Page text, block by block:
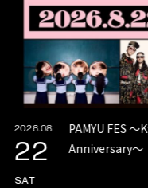
2026.08
22
SAT
PAMYU FES
Anniversary〜